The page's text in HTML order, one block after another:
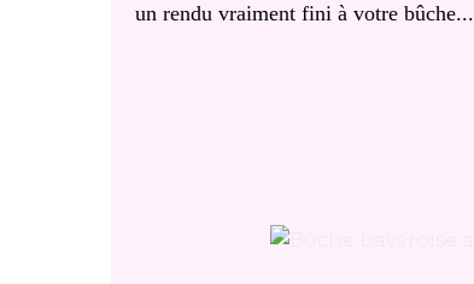
un rendu vraiment fini à votre bûche...